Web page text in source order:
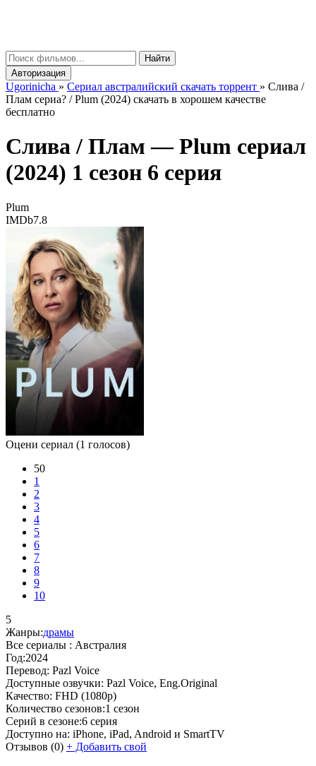
Найти
Авторизация
Ugorinicha » Сериал австралийский скачать торрент » Слива /
Плам сериа? / Plum (2024) скачать в хорошем качестве
бесплатно
Слива / Плам —Plum сериал
(2024) 1 сезон 6 серия
Plum
IMDb7.8
Оцени сериал (1 голосов)
50
1
2
3
4
5
6
7
8
9
10
5
Жанры:драмы
Все сериалы : Австралия
Год:2024
Перевод: Pazl Voice
Доступные озвучки: Pazl Voice, Eng.Original
Качество: FHD (1080p)
Количество сезонов:1 сезон
Серий в сезоне:6 серия
Доступно на: iPhone, iPad, Android и SmartTV
Отзывов (0) + Добавить свой